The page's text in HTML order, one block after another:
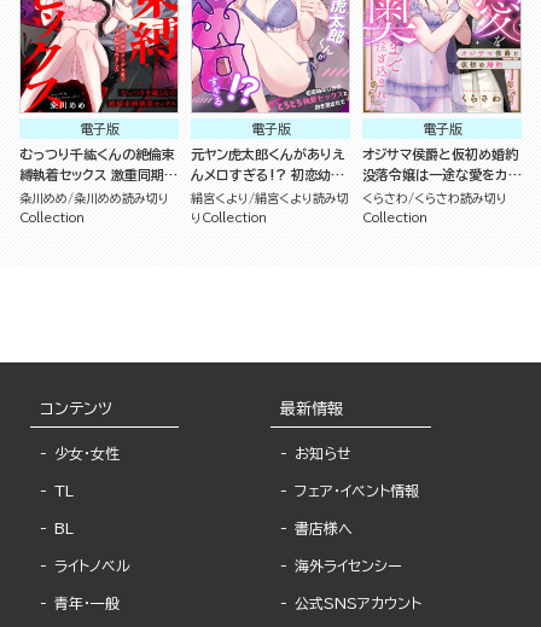
電子版
むっつり千紘くんの絶倫束
縛執着セックス 激重同期の
クソデカ愛でハメ堕とされ
ました（単話版）
粂川めめ 粂川めめ読み切り
Collection
電子版
元ヤン虎太郎くんがありえ
んメロすぎる!? 初恋幼な
じみのとろとろ執愛セック
スで抱き潰されて（単話版）
絹宮くより
絹宮くより読み切
りCollection
電子版
オジサマ侯爵と仮初め婚約
没落令嬢は一途な愛をカラ
ダの奥まで注ぎ込まれて
（単話版）
くらさわ
くらさわ読み切り
Collection
コンテンツ
少女・女性
TL
BL
ライトノベル
青年・一般
最新情報
お知らせ
フェア・イベント情報
書店様へ
海外ライセンシー
公式SNSアカウント